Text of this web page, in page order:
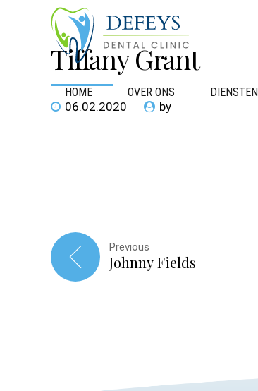
HOME OVER ONS DIENSTEN
Tiffany Grant
06.02.2020 by
Previous
Johnny Fields